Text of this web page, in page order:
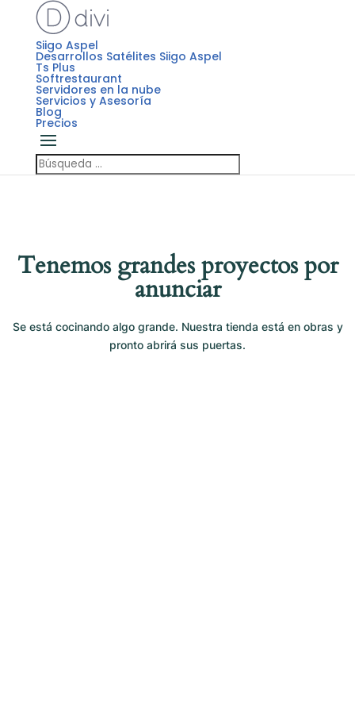
Siigo Aspel
Desarrollos Satélites Siigo Aspel
Ts Plus
Softrestaurant
Servidores en la nube
Servicios y Asesoría
Blog
Precios
Tenemos grandes proyectos por
anunciar
Se está cocinando algo grande. Nuestra tienda está en obras y
pronto abrirá sus puertas.